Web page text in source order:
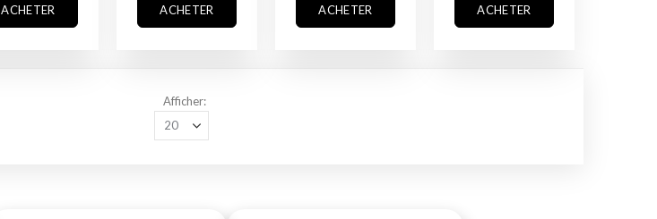
ACHETER ACHETER ACHETER ACHETER
Afficher